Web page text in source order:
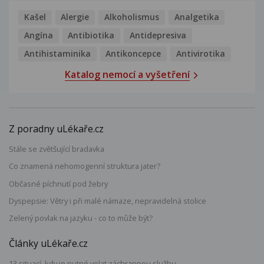
Kašel Alergie Alkoholismus
Analgetika
Angína
Antibiotika
Antidepresiva
Antihistaminika
Antikoncepce Antivirotika
Katalog nemocí a vyšetření
Z poradny uLékaře.cz
Stále se zvětšující bradavka
Co znamená nehomogenní struktura jater?
Občasné píchnutí pod žebry
Dyspepsie: Větry i při malé námaze, nepravidelná stolice
Zelený povlak na jazyku - co to může být?
Články uLékaře.cz